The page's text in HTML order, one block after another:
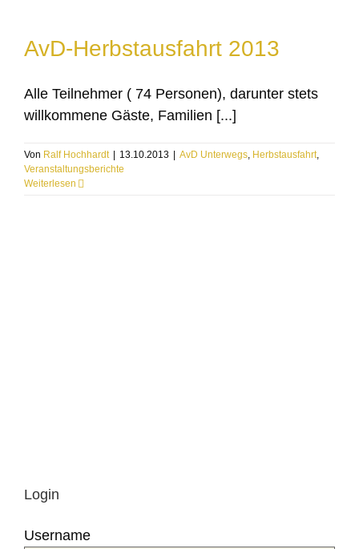
AvD-Herbstausfahrt 2013
Alle Teilnehmer ( 74 Personen), darunter stets
willkommene Gäste, Familien [...]
Von Ralf Hochhardt 13.10.2013 AvD Unterwegs, Herbstausfahrt,
Veranstaltungsberichte
Weiterlesen
Login
Username